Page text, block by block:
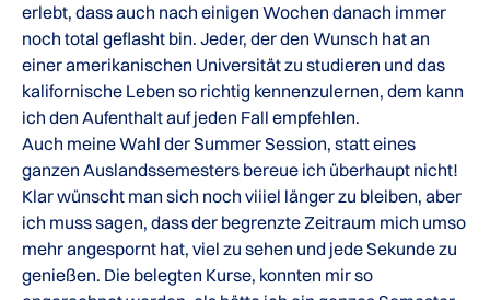
erlebt, dass auch nach einigen Wochen danach immer
noch total geflasht bin. Jeder, der den Wunsch hat an
einer amerikanischen Universität zu studieren und das
kalifornische Leben so richtig kennenzulernen, dem kann
ich den Aufenthalt auf jeden Fall empfehlen.
Auch meine Wahl der Summer Session, statt eines
ganzen Auslandssemesters bereue ich überhaupt nicht!
Klar wünscht man sich noch viiiel länger zu bleiben, aber
ich muss sagen, dass der begrenzte Zeitraum mich umso
mehr angespornt hat, viel zu sehen und jede Sekunde zu
genießen. Die belegten Kurse, konnten mir so